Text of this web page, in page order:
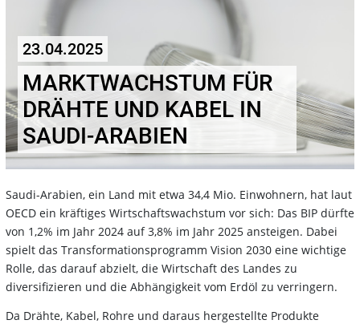
23.04.2025
MARKTWACHSTUM FÜR
DRÄHTE UND KABEL IN
SAUDI-ARABIEN
Saudi-Arabien, ein Land mit etwa 34,4 Mio. Einwohnern, hat laut
OECD ein kräftiges Wirtschaftswachstum vor sich: Das BIP dürfte
von 1,2% im Jahr 2024 auf 3,8% im Jahr 2025 ansteigen. Dabei
spielt das Transformationsprogramm Vision 2030 eine wichtige
Rolle, das darauf abzielt, die Wirtschaft des Landes zu
diversifizieren und die Abhängigkeit vom Erdöl zu verringern.
Da Drähte, Kabel, Rohre und daraus hergestellte Produkte